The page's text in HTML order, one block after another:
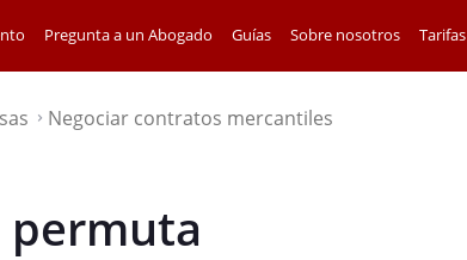
Pregunta a un Abogado Guías Sobre nosotros Tarifas
⌃ Negociar contratos mercantiles